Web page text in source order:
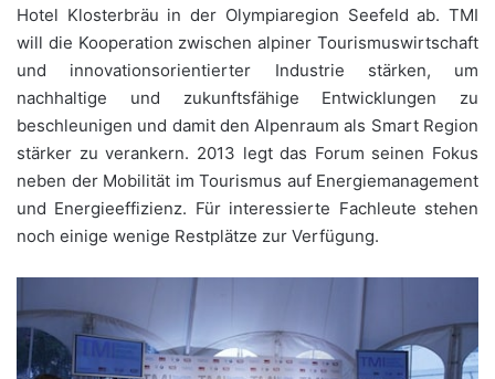
Hotel Klosterbräu in der Olympiaregion Seefeld ab. TMI
will die Kooperation zwischen alpiner Tourismuswirtschaft
und innovationsorientierter Industrie stärken, um
nachhaltige und zukunftsfähige Entwicklungen zu
beschleunigen und damit den Alpenraum als Smart Region
stärker zu verankern. 2013 legt das Forum seinen Fokus
neben der Mobilität im Tourismus auf Energiemanagement
und Energieeffizienz. Für interessierte Fachleute stehen
noch einige wenige Restplätze zur Verfügung.